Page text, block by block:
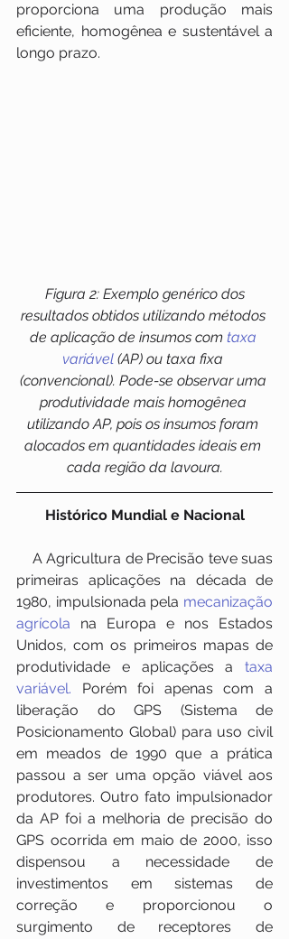
proporciona uma produção mais
eficiente, homogênea e sustentável a
longo prazo.
Figura 2: Exemplo genérico dos
resultados obtidos utilizando métodos
de aplicação de insumos com taxa
variável (AP) ou taxa fixa
(convencional). Pode-se observar uma
produtividade mais homogênea
utilizando AP, pois os insumos foram
alocados em quantidades ideais em
cada região da lavoura.
Histórico Mundial e Nacional
primeiras aplicações na década de
1980, impulsionada pela mecanização
agrícola na Europa e nos Estados
Unidos, com os primeiros mapas de
produtividade e aplicações a taxa
variável. Porém foi apenas com a
liberação do GPS (Sistema de
Posicionamento Global) para uso civil
em meados de 1990 que a prática
passou a ser uma opção viável aos
produtores. Outro fato impulsionador
da AP foi a melhoria de precisão do
GPS ocorrida em maio de 2000, isso
dispensou a necessidade de
investimentos em sistemas de
correção e proporcionou o
surgimento de receptores de